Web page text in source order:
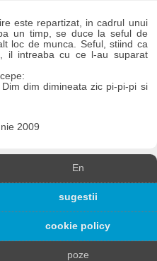
este repartizat, in cadrul unui
un timp, se duce la seful de
loc de munca. Seful, stiind ca
il intreaba cu ce l-au suparat
dim dimineata zic pi-pi-pi si
2009
En
sugestii
cookie policy
poze